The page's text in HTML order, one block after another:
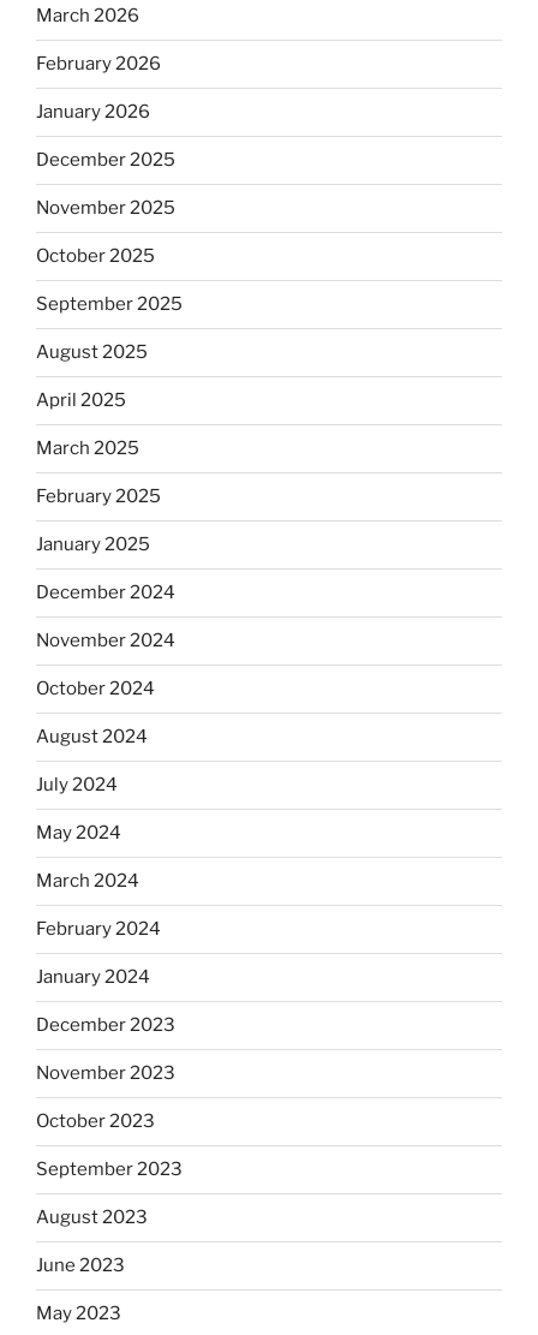
March 2026
February 2026
January 2026
December 2025
November 2025
October 2025
September 2025
August 2025
April 2025
March 2025
February 2025
January 2025
December 2024
November 2024
October 2024
August 2024
July 2024
May 2024
March 2024
February 2024
January 2024
December 2023
November 2023
October 2023
September 2023
August 2023
June 2023
May 2023